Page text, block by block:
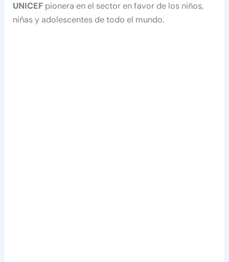
UNICEF pionera en el sector en favor de los niños,
niñas y adolescentes de todo el mundo.